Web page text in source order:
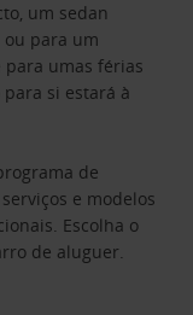
um sedan
ou para um
para umas férias
si estará à
de
e modelos
Escolha o
de aluguer.